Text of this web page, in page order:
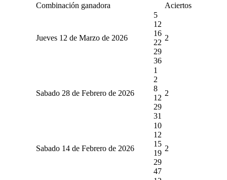
Combinación ganadora Aciertos
Jueves 12 de Marzo de 2026
5
12
16
22
29
36
2
Sabado 28 de Febrero de 2026
1
2
8
12
29
31
2
Sabado 14 de Febrero de 2026
10
12
15
19
29
47
2